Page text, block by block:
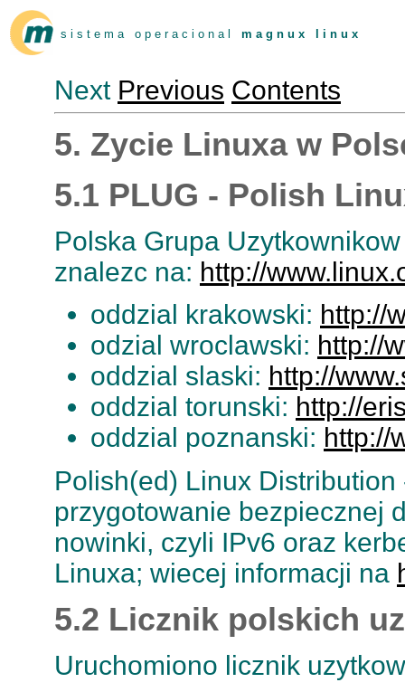
s i s t e m a o p e r a c i o n a l m a g n u x l i n u x
Next Previous Contents
5. Zycie Linuxa w
5.1 PLUG - Polish
Polska Grupa
znalezc na: http://
oddzial krakowski: http://
odzial wroclawski: http://
oddzial slaski: http://
oddzial torunski: http://
oddzial poznanski: http://
Polish(ed) Linux
przygotowanie bezpiecznej
nowinki, czyli IPv6 oraz
Linuxa; wiecej informacji na
5.2 Licznik polskich
Uruchomiono licznik